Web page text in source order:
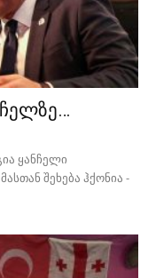
ყანჩელი
შეხება ჰქონია -